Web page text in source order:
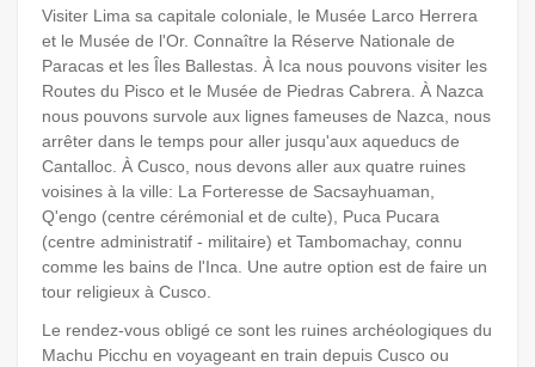
Visiter Lima sa capitale coloniale, le Musée Larco Herrera
et le Musée de l'Or. Connaître la Réserve Nationale de
Paracas et les Îles Ballestas. À Ica nous pouvons visiter les
Routes du Pisco et le Musée de Piedras Cabrera. À Nazca
nous pouvons survole aux lignes fameuses de Nazca, nous
arrêter dans le temps pour aller jusqu'aux aqueducs de
Cantalloc. À Cusco, nous devons aller aux quatre ruines
voisines à la ville: La Forteresse de Sacsayhuaman,
Q'engo (centre cérémonial et de culte), Puca Pucara
(centre administratif - militaire) et Tambomachay, connu
comme les bains de l'Inca. Une autre option est de faire un
tour religieux à Cusco.
Le rendez-vous obligé ce sont les ruines archéologiques du
Machu Picchu en voyageant en train depuis Cusco ou